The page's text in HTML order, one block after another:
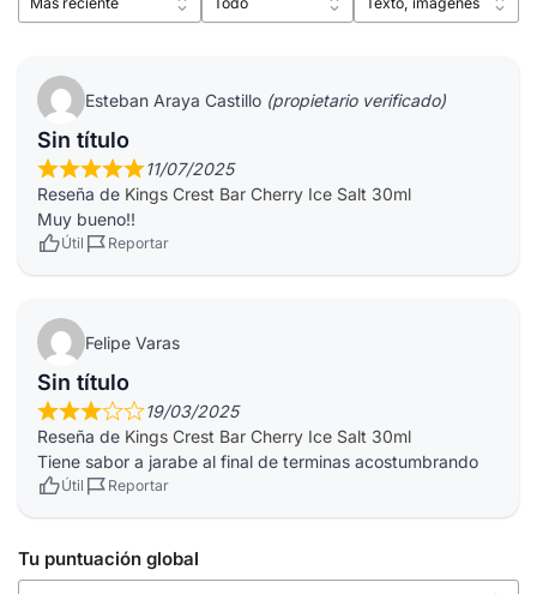
Esteban Araya Castillo (propietario verificado)
Sin título
11/07/2025
Reseña de Kings Crest Bar Cherry Ice Salt 30ml
Muy bueno!!
Útil Reportar
Felipe Varas
Sin título
19/03/2025
Reseña de Kings Crest Bar Cherry Ice Salt 30ml
Tiene sabor a jarabe al final de terminas acostumbrando
Útil Reportar
Tu puntuación global